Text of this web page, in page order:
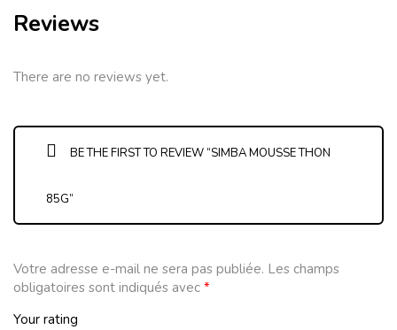
Reviews
There are no reviews yet.
BE THE FIRST TO REVIEW “SIMBA MOUSSE THON
85G”
Votre adresse e-mail ne sera pas publiée. Les champs
obligatoires sont indiqués avec *
Your rating